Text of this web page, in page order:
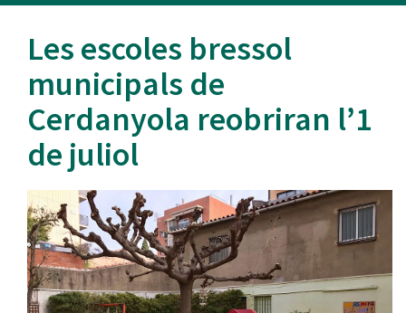
Les escoles bressol
municipals de
Cerdanyola reobriran l’1
de juliol